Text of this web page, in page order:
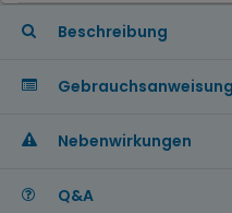
Beschreibung
Gebrauchsanweisung
Nebenwirkungen
Q&A